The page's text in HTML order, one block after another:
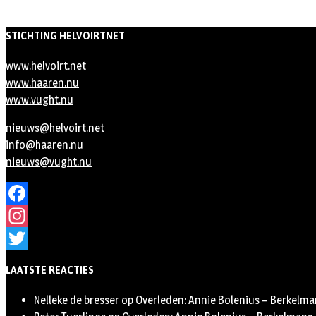
STICHTING HELVOIRTNET
www.helvoirt.net
www.haaren.nu
www.vught.nu
nieuws@helvoirt.net
info@haaren.nu
nieuws@vught.nu
Facebook
Instagram
LAATSTE REACTIES
Nelleke de bresser op Overleden: Annie Bolenius –